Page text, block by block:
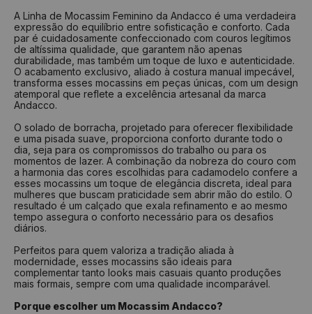
A Linha de Mocassim Feminino da Andacco é uma verdadeira
expressão do equilíbrio entre sofisticação e conforto. Cada
par é cuidadosamente confeccionado com couros legítimos
de altíssima qualidade, que garantem não apenas
durabilidade, mas também um toque de luxo e autenticidade.
O acabamento exclusivo, aliado à costura manual impecável,
transforma esses mocassins em peças únicas, com um design
atemporal que reflete a excelência artesanal da marca
Andacco.
O solado de borracha, projetado para oferecer flexibilidade
e uma pisada suave, proporciona conforto durante todo o
dia, seja para os compromissos do trabalho ou para os
momentos de lazer. A combinação da nobreza do couro com
a harmonia das cores escolhidas para cadamodelo confere a
esses mocassins um toque de elegância discreta, ideal para
mulheres que buscam praticidade sem abrir mão do estilo. O
resultado é um calçado que exala refinamento e ao mesmo
tempo assegura o conforto necessário para os desafios
diários.
Perfeitos para quem valoriza a tradição aliada à
modernidade, esses mocassins são ideais para
complementar tanto looks mais casuais quanto produções
mais formais, sempre com uma qualidade incomparável.
Porque escolher um Mocassim Andacco?